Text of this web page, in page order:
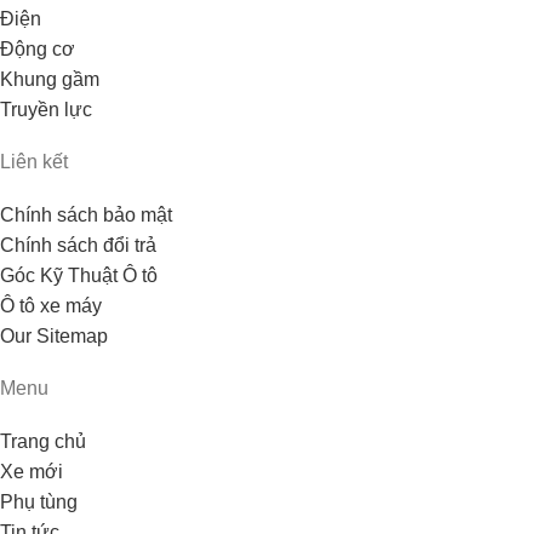
Điện
Động cơ
Khung gầm
Truyền lực
Liên kết
Chính sách bảo mật
Chính sách đổi trả
Góc Kỹ Thuật Ô tô
Ô tô xe máy
Our Sitemap
Menu
Trang chủ
Xe mới
Phụ tùng